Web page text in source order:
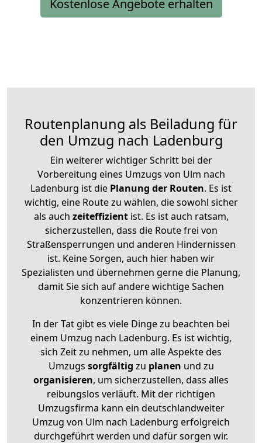
Kostenlose Angebote erhalten
Routenplanung als Beiladung für
den Umzug nach Ladenburg
Ein weiterer wichtiger Schritt bei der
Vorbereitung eines Umzugs von Ulm nach
Ladenburg ist die Planung der Routen. Es ist
wichtig, eine Route zu wählen, die sowohl sicher
als auch zeiteffizientist. Es ist auch ratsam,
sicherzustellen, dass die Route frei von
Straßensperrungen und anderen Hindernissen
ist. Keine Sorgen, auch hier haben wir
Spezialisten und übernehmen gerne die Planung,
damit Sie sich auf andere wichtige Sachen
konzentrieren können.
In der Tat gibt es viele Dinge zu beachten bei
einem Umzug nach Ladenburg. Es ist wichtig,
sich Zeit zu nehmen, um alle Aspekte des
Umzugs sorgfältig zu planen und zu
organisieren, um sicherzustellen, dass alles
reibungslos verläuft. Mit der richtigen
Umzugsfirma kann ein deutschlandweiter
Umzug von Ulm nach Ladenburg erfolgreich
durchgeführt werden und dafür sorgen wir.